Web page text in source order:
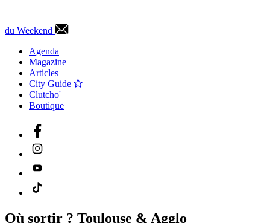
du Weekend
Agenda
Magazine
Articles
City Guide
Clutcho'
Boutique
Où sortir ? Toulouse & Agglo